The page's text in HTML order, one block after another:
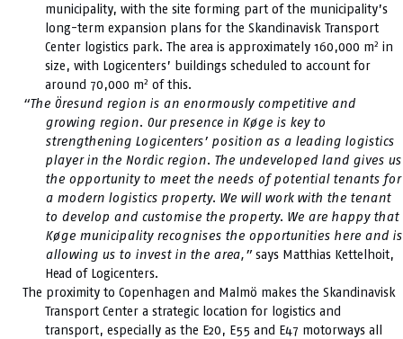
municipality, with the site forming part of the municipality’s
long-term expansion plans for the Skandinavisk Transport
Center logistics park. The area is approximately 160,000 m2 in
size, with Logicenters’ buildings scheduled to account for
around 70,000 m2 of this.
“The Öresund region is an enormously competitive and
growing region. Our presence in Køge is key to
strengthening Logicenters’ position as a leading logistics
player in the Nordic region. The undeveloped land gives us
the opportunity to meet the needs of potential tenants for
a modern logistics property. We will work with the tenant
to develop and customise the property. We are happy that
Køge municipality recognises the opportunities here and is
allowing us to invest in the area,”says Matthias Kettelhoit,
Head of Logicenters.
The proximity to Copenhagen and Malmö makes the Skandinavisk
Transport Center a strategic location for logistics and
transport, especially as the E20, E55 and E47 motorways all